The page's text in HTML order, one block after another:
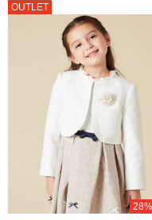
OUTLET